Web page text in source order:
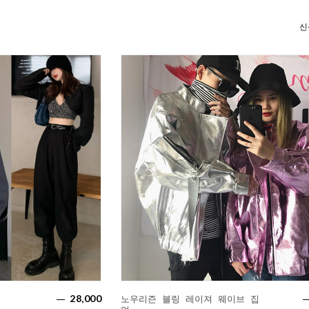
28,000
노우리즌 블링 레이져 웨이브 집